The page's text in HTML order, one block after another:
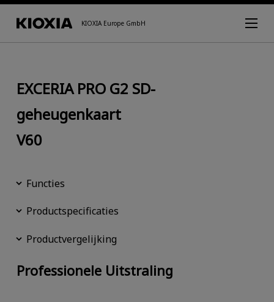
KIOXIA Europe GmbH
EXCERIA PRO G2 SD-
geheugenkaart
V60
Functies
Productspecificaties
Productvergelijking
Professionele Uitstraling